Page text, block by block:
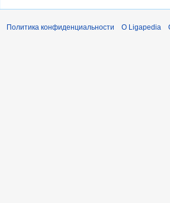
Политика конфиденциальности О Ligapedia